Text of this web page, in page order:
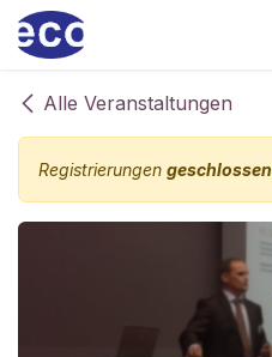
Zum Inhalt springen
Alle Veranstaltungen
Registrierungen geschlossen